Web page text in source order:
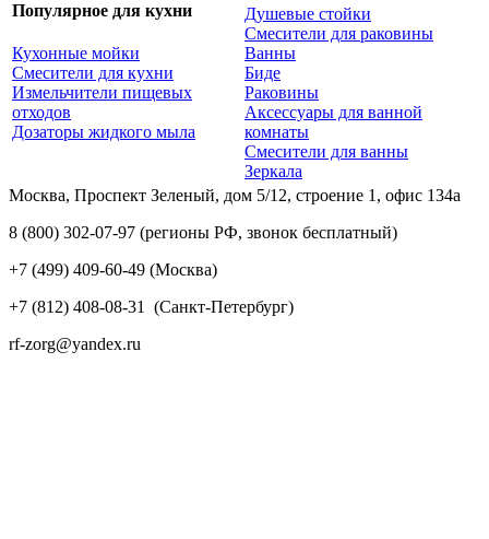
Популярное для кухни
Кухонные мойки
Смесители для кухни
Измельчители пищевых
отходов
Дозаторы жидкого мыла
Душевые стойки
Смесители для раковины
Ванны
Биде
Раковины
Аксессуары для ванной
комнаты
Смесители для ванны
Зеркала
Москва, Проспект Зеленый, дом 5/12, строение 1, офис 134а
8 (800) 302-07-97 (регионы РФ, звонок бесплатный)
+7 (499) 409-60-49 (Москва)
+7 (812) 408-08-31 (Санкт-Петербург)
rf-zorg@yandex.ru